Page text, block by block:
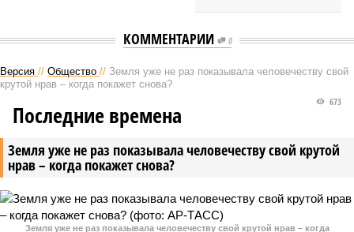
КОММЕНТАРИИ 0
Версия // Общество // Земля уже не раз показывала человечеству свой
крутой нрав – когда покажет снова?
Земля уже не раз показывала человечеству свой крутой
нрав – когда покажет снова?
673
Последние времена
Земля уже не раз показывала человечеству свой крутой нрав – когда